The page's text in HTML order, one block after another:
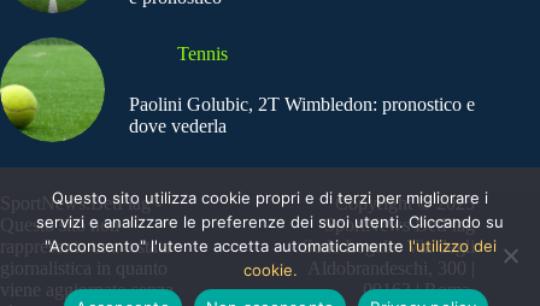
Tennis
Paolini Golubic, 2T Wimbledon: pronostico e
dove vederla
SportNews.BetFlag -
Questo sito non
rappresenta una testata
giornalistica in quanto
viene aggiornato senza
Copyright © 2025
SportNews BetFlag
Sede Legale: Via degli
Aldobrandeschi, 300 |
00163 | Roma
Questo sito utilizza cookie propri e di terzi per migliorare i
servizi e analizzare le preferenze dei suoi utenti. Cliccando su
"Acconsento" l'utente accetta automaticamente l'utilizzo dei
cookie.